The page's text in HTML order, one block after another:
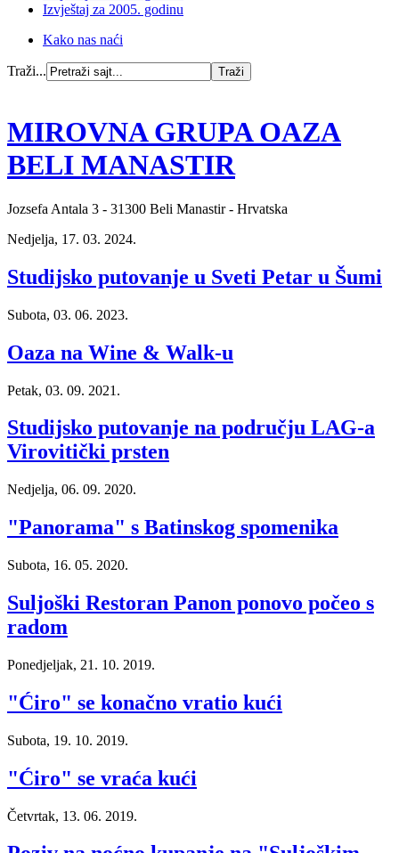
Izvještaj za 2005. godinu
Kako nas naći
Traži...
MIROVNA GRUPA OAZA
BELI MANASTIR
Jozsefa Antala 3 - 31300 Beli Manastir - Hrvatska
Nedjelja, 17. 03. 2024.
Studijsko putovanje u Sveti Petar u Šumi
Subota, 03. 06. 2023.
Oaza na Wine & Walk-u
Petak, 03. 09. 2021.
Studijsko putovanje na području LAG-a
Virovitički prsten
Nedjelja, 06. 09. 2020.
"Panorama" s Batinskog spomenika
Subota, 16. 05. 2020.
Suljoški Restoran Panon ponovo počeo s
radom
Ponedjeljak, 21. 10. 2019.
"Ćiro" se konačno vratio kući
Subota, 19. 10. 2019.
"Ćiro" se vraća kući
Četvrtak, 13. 06. 2019.